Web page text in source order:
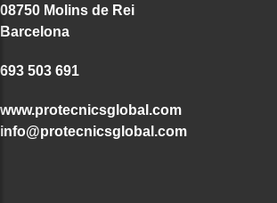
08750 Molins de Rei
Barcelona
693 503 691
www.protecnicsglobal.com
info@protecnicsglobal.com